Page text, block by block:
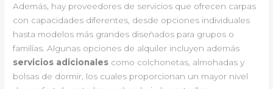
Además, hay proveedores de servicios que ofrecen carpas
con capacidades diferentes, desde opciones individuales
hasta modelos más grandes diseñados para grupos o
familías. Algunas opciones de alquiler incluyen además
servicios adicionales como colchonetas, almohadas y
bolsas de dormir, los cuales proporcionan un mayor nivel